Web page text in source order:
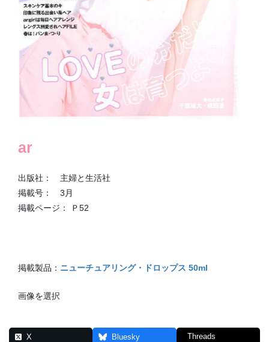
ar
出版社： 主婦と生活社
掲載号： 3月
掲載ページ： Ｐ52
掲載製品： ニューチュアリング・ドロップス 50ml
画像を選択
X Bluesky Threads